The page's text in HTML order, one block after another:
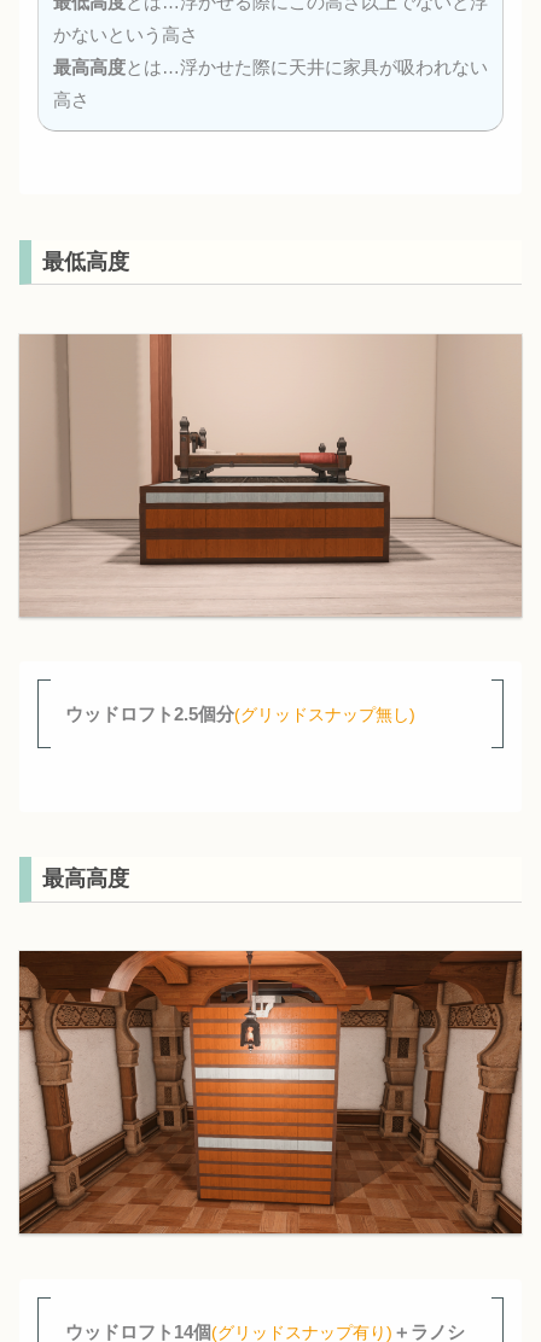
かないという高さ
最高高度とは…浮かせた際に天井に家具が吸われない
高さ
最低高度
ウッドロフト2.5個分(グリッドスナップ無し)
最高高度
ウッドロフト14個(グリッドスナップ有り) ＋ラノシ